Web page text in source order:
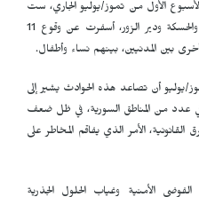
الأول من تموز/يوليو الجاري، ست
حالات اقتتال في ثلاث مدن هي حلب والحسكة ودير الزور، أسفرت عن وقوع 11
بين المدنيين، بينهم نساء وأطفال.
يوليو أن تصاعد هذه الحوادث يشير إلى
عدد من المناطق السورية، في ظل ضعف
الأمر الذي يفاقم المخاطر على
الأمنية وغياب الحلول الجذرية